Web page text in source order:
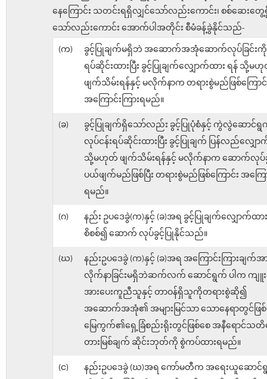
နေကြောင်း သတင်းရရှိလျှင်သော်လည်းကောင်း၊ စစ်ဆေးတွေ့
သော်လည်းကောင်း အောက်ပါအတိုင်း စီမံခန့်ခွဲနိုင်သည်-
(က)
ခွင့်ပြုချက်မရှိဘဲ အဆောက်အအုံဆောက်လုပ်ခြင်းကို
ရပ်ဆိုင်းထားပြီး ခွင့်ပြုချက်လျှောက်ထား ရန် သို့မ
ဖျက်သိမ်းရန်နှင့် မလိုက်နာက တရားစွဲမည်ဖြစ်ကြောင်
အကြောင်းကြားရမည်။
(ခ)
ခွင့်ပြုချက်ရှိသော်လည်း ခွင့်ပြုပုံစံနှင့် ကွဲလွဲဆောင်ရွ
လုပ်ငန်းရပ်ဆိုင်းထားပြီး ခွင့်ပြုချက် ပြန်လည်လျှော
သို့မဟုတ် ဖျက်သိမ်းရန်နှင့် မလိုက်နာက ဆောက်လုပ်
ပယ်ဖျက်မည်ဖြစ်ပြီး တရားစွဲမည်ဖြစ်ကြောင်း အကြော
ရမည်။
(ဂ)
နည်း ဥပဒေခွဲ(က)နှင့် (ခ)အရ ခွင့်ပြုချက်လျှောက်ထာ
စိစစ်၍ ဆောက် လုပ်ခွင့်ပြုနိုင်သည်။
(ဃ)
နည်းဥပဒေခွဲ (က)နှင့် (ခ)အရ အကြောင်းကြားချက်အ
လိုက်နာခြင်းမရှိဘဲဆက်လက် ဆောင်ရွက် ပါက ကျူ
အားပေးကူညီသူနှင့် တာဝန်ရှိသူကိုတရားစွဲဆို၍
အဆောက်အအုံ၏ အများမြင်သာ သောနေရာတွင်ဖြစ်
မြေကွက်၏ရှေ့ခြံစည်းရိုးတွင်ဖြစ်စေ အနီရောင်သတိ
တားမြစ်ချက် ဆိုင်းဘုတ်ကို စွဲကပ်ထားရမည်။
(င)
နည်းဥပဒေခွဲ (ဃ)အရ ကော်မတီက အရေးယူဆော